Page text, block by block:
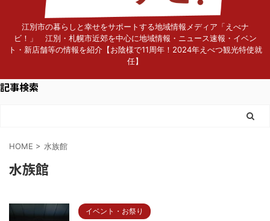
江別市の暮らしと幸せをサポートする地域情報メディア「えべナ
ビ！」 江別・札幌市近郊を中心に地域情報・ニュース速報・イベン
ト・新店舗等の情報を紹介【お陰様で11周年！2024年えべつ観光特使就
任】
記事検索
HOME > 水族館
水族館
イベント・お祭り